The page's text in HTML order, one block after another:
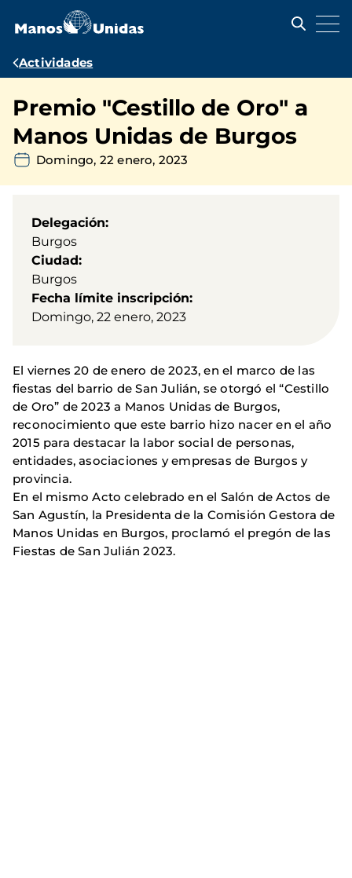
contenido
Ruta
navegación
Actividades
Premio "Cestillo de Oro" a
Manos Unidas de Burgos
Domingo, 22 enero, 2023
Delegación
Burgos
Ciudad
Burgos
Fecha límite inscripción
Domingo, 22 enero, 2023
El viernes 20 de enero de 2023, en el marco de las
fiestas del barrio de San Julián, se otorgó el “Cestillo
de Oro” de 2023 a Manos Unidas de Burgos,
reconocimiento que este barrio hizo nacer en el año
2015 para destacar la labor social de personas,
entidades, asociaciones y empresas de Burgos y
provincia.
En el mismo Acto celebrado en el Salón de Actos de
San Agustín, la Presidenta de la Comisión Gestora de
Manos Unidas en Burgos, proclamó el pregón de las
Fiestas de San Julián 2023.